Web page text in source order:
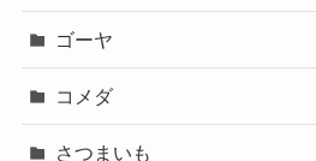
ゴーヤ
コメダ
さつまいも